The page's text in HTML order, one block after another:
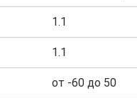
1.1
1.1
от -60 до 50